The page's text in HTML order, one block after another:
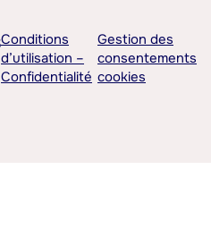
Conditions
d’utilisation –
Confidentialité
Gestion des
consentements
cookies